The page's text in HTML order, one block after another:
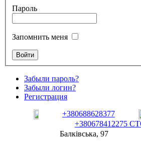
Пароль
Запомнить меня
Забыли пароль?
Забыли логин?
Регистрация
+380688628377
+380678412275
Балківська, 97